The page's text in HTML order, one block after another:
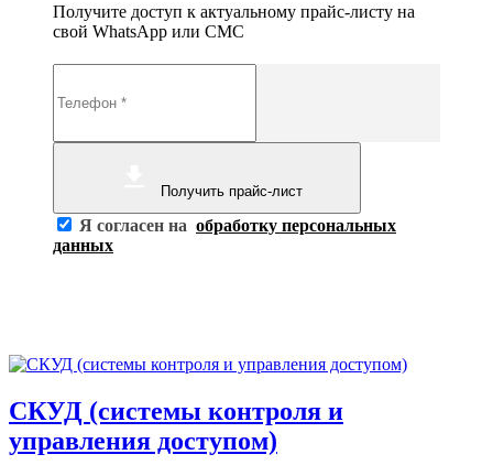
Получите доступ к актуальному прайс-листу на
свой WhatsApp или СМС
Получить прайс-лист
Я согласен на обработку персональных
данных
СКУД (системы контроля и
управления доступом)